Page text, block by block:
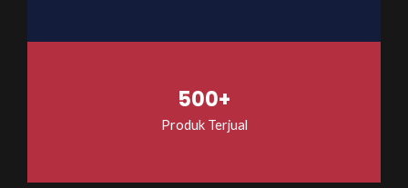
500+
Produk Terjual